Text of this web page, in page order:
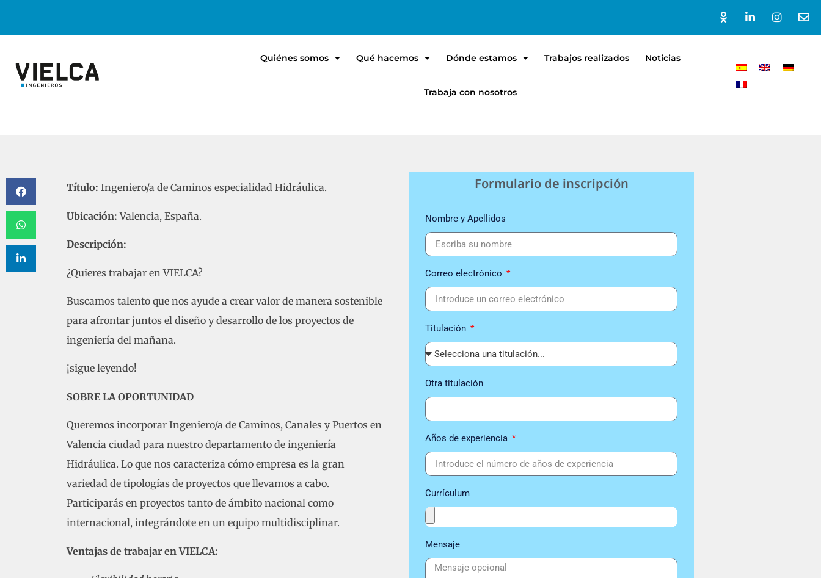
Quiénes somos Qué hacemos Dónde estamos Trabajos realizados Noticias
Trabaja con nosotros
05/03/2025
INGENIERO/A DE CAMINOS – HIDRÁULICA – VALENCIA
Título: Ingeniero/a de Caminos especialidad Hidráulica.
Ubicación:Valencia, España.
Descripción:
¿Quieres trabajar en VIELCA?
Buscamos talento que nos ayude a crear valor de manera sostenible
para afrontar juntos el diseño y desarrollo de los proyectos de
ingeniería del mañana.
¡sigue leyendo!
SOBRE LA OPORTUNIDAD
Queremos incorporar Ingeniero/a de Caminos, Canales y Puertos en
Valencia ciudad para nuestro departamento de ingeniería
Hidráulica. Lo que nos caracteriza cómo empresa es la gran
variedad de tipologías de proyectos que llevamos a cabo.
Participarás en proyectos tanto de ámbito nacional como
internacional, integrándote en un equipo multidisciplinar.
Ventajas de trabajar en VIELCA:
Formulario de inscripción
Nombre y Apellidos
Correo electrónico
Titulación
Otra titulación
Años de experiencia
Currículum
Mensaje